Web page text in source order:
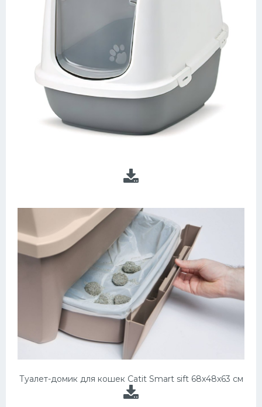
Туалет-домик для кошек Catit Smart sift 68х48х63 см